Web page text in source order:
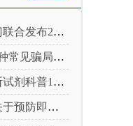
节期间消费提示
“套路”曝光
了！建议收藏
中毒的风险提示